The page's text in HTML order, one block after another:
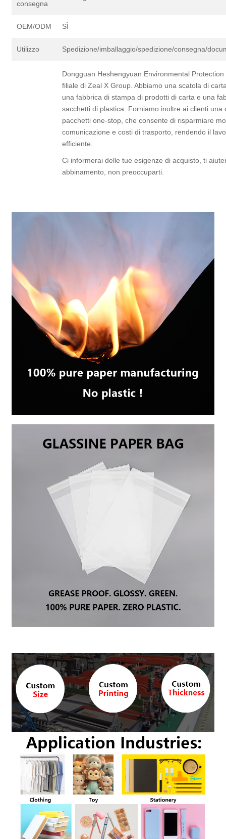
consegna
OEM/ODM SÌ
Utilizzo Spedizione/imballaggio/spedizione/consegna/
Dongguan Heshengyuan Environmental
filiale di Zeal X Group. Abbiamo una scatola di
una fabbrica di stampa di prodotti di carta e una
sacchetti di plastica. Forniamo inoltre ai clienti una
pacchetti one-stop, che consente di risparmiare
comunicazione e costi di trasporto, rendendo il
efficiente.
Ci informerai delle tue esigenze di acquisto, ti
abbinamento, non preoccuparti.